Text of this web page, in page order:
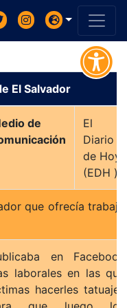
El Salvador
de
El
Diario
de Hoy
(EDH )
que ofrecía trabajo
en Facebook
laborales en las que
hacerles tatuajes